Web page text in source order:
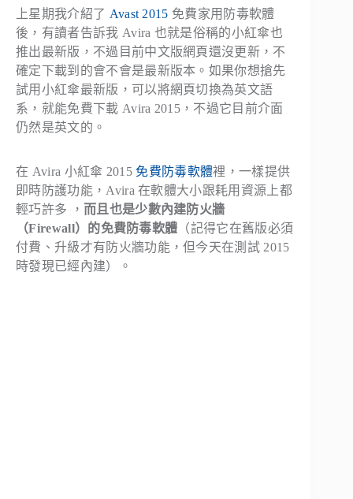
上星期我介紹了 Avast 2015 免費家用防毒軟體
後，有讀者告訴我 Avira 也就是俗稱的小紅傘也
推出最新版，不過目前中文版網頁還沒更新，不
確定下載到的會不會是最新版本。如果你想搶先
試用小紅傘最新版，可以將網頁切換為英文語
系，就能免費下載 Avira 2015，不過它目前介面
仍然是英文的。
在 Avira 小紅傘 2015 免費防毒軟體裡，一樣提供
即時防護功能，Avira 在軟體大小跟耗用資源上都
輕巧許多 ， 而且也是少數內建防火牆
（Firewall）的免費防毒軟體 （記得它在舊版必須
付費、升級才有防火牆功能，但今天在測試 2015
時發現已經內建）。